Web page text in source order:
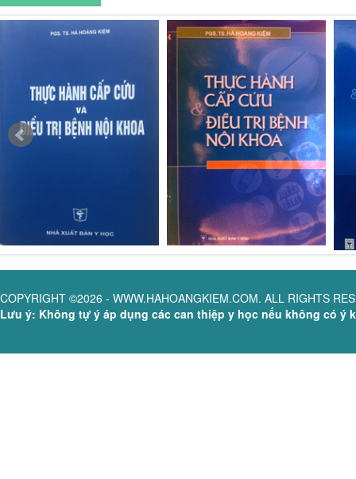
COPYRIGHT ©2026 - WWW.HAHOANGKIEM.COM. ALL RIGHTS
Lưu ý: Không tự ý áp dụng các can thiệp y học nếu không có ý